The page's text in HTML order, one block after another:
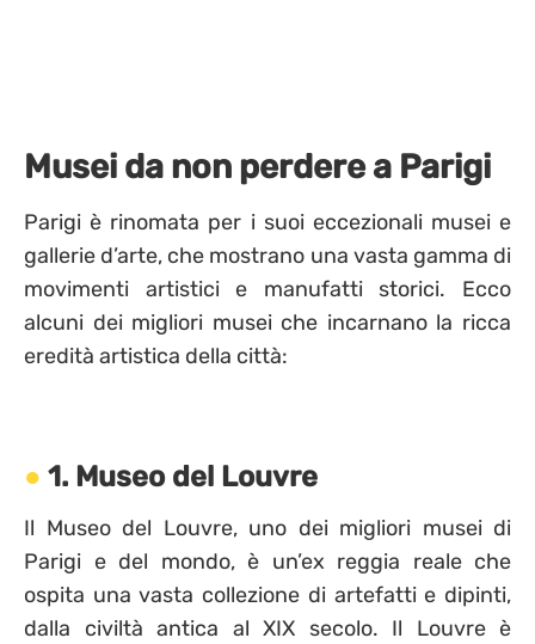
Musei da non perdere a Parigi
Parigi è rinomata per i suoi eccezionali musei e
gallerie d’arte, che mostrano una vasta gamma di
movimenti artistici e manufatti storici. Ecco
alcuni dei migliori musei che incarnano la ricca
eredità artistica della città:
1. Museo del Louvre
Il Museo del Louvre, uno dei migliori musei di
Parigi e del mondo, è un’ex reggia reale che
ospita una vasta collezione di artefatti e dipinti,
dalla civiltà antica al XIX secolo. Il Louvre è